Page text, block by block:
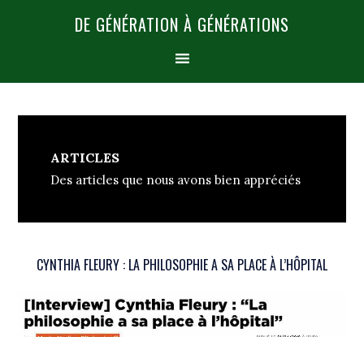
DE GÉNÉRATION À GÉNÉRATIONS
ARTICLES
Des articles que nous avons bien appréciés
CYNTHIA FLEURY : LA PHILOSOPHIE A SA PLACE À L’HÔPITAL